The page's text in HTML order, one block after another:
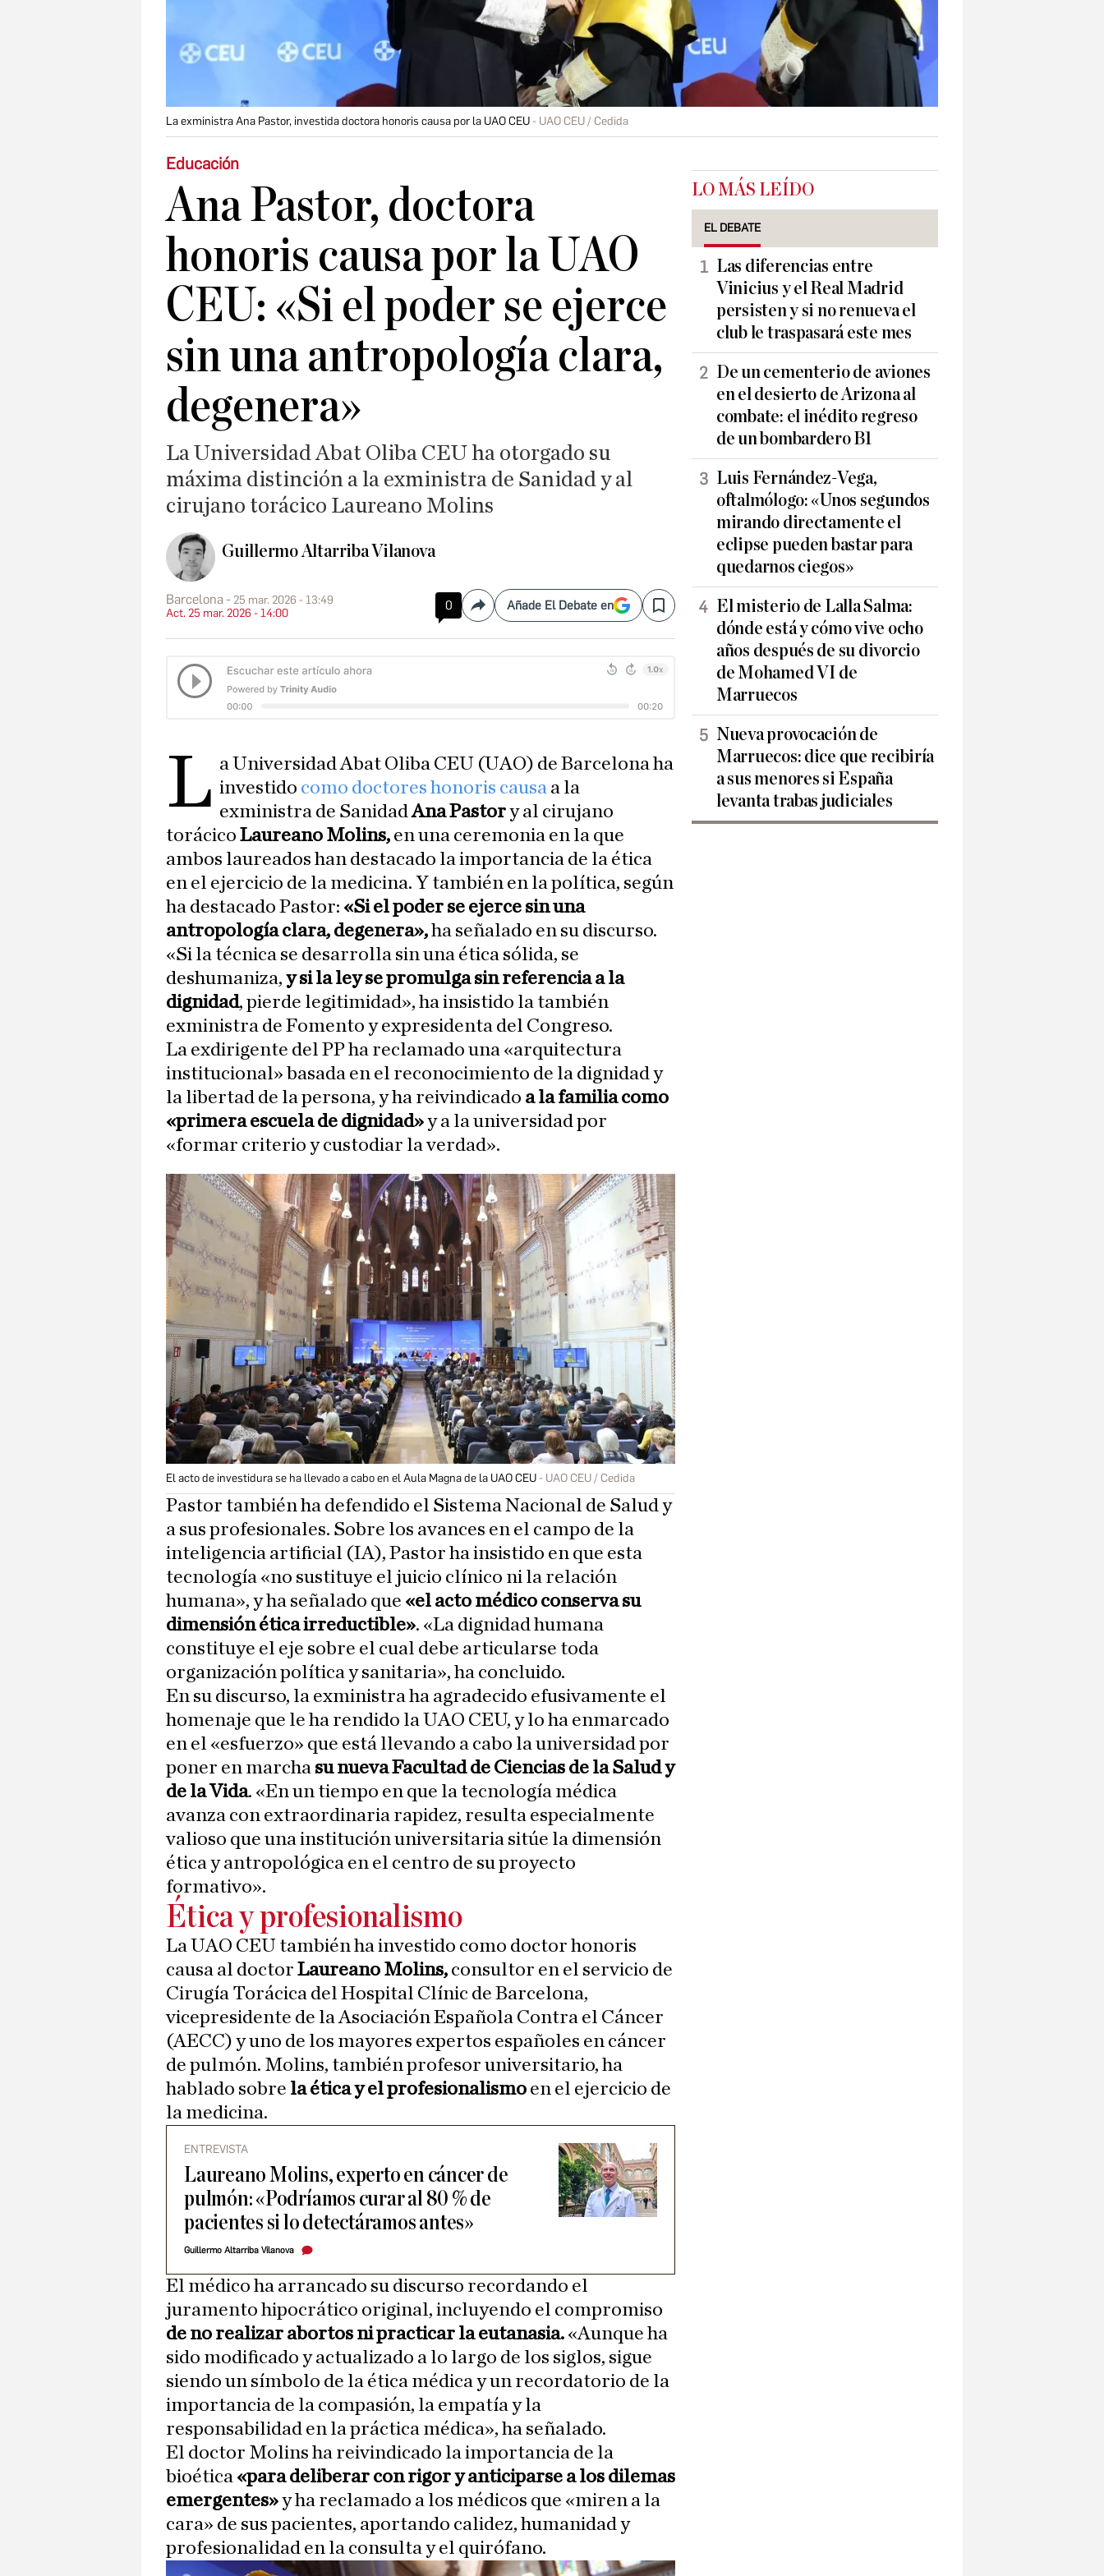
La exministra Ana Pastor, investida doctora honoris causa por la UAO CEU UAO CEU / Cedida
Educación
Ana Pastor, doctora
honoris causa por la UAO
CEU: «Si el poder se ejerce
sin una antropología clara,
degenera»
La Universidad Abat Oliba CEU ha otorgado su
máxima distinción a la exministra de Sanidad y al
cirujano torácico Laureano Molins
Guillermo Altarriba Vilanova
Barcelona
25 mar. 2026 - 13:49
Act. 25 mar. 2026 - 14:00
0 CompartirAñade El Debate en Save
L a Universidad Abat Oliba CEU (UAO) de Barcelona ha
investido como doctores honoris causa a la
exministra de SanidadAna Pastory al cirujano
torácico Laureano Molins, en una ceremonia en la que
ambos laureados han destacado la importancia de la ética
en el ejercicio de la medicina. Y también en la política, según
ha destacado Pastor: «Si el poder se ejerce sin una
antropología clara, degenera»,ha señalado en su discurso.
«Si la técnica se desarrolla sin una ética sólida, se
deshumaniza, y si la ley se promulga sin referencia a la
dignidad, pierde legitimidad», ha insistido la también
exministra de Fomento y expresidenta del Congreso.
La exdirigente del PP ha reclamado una «arquitectura
institucional» basada en el reconocimiento de la dignidad y
la libertad de la persona, y ha reivindicado a la familia como
«primera escuela de dignidad»y a la universidad por
«formar criterio y custodiar la verdad».
El acto de investidura se ha llevado a cabo en el Aula Magna de la UAO CEU UAO CEU / Cedida
Pastor también ha defendido el Sistema Nacional de Salud y
a sus profesionales. Sobre los avances en el campo de la
inteligencia artificial (IA), Pastor ha insistido en que esta
tecnología «no sustituye el juicio clínico ni la relación
humana», y ha señalado que «el acto médico conserva su
dimensión ética irreductible». «La dignidad humana
constituye el eje sobre el cual debe articularse toda
organización política y sanitaria», ha concluido.
En su discurso, la exministra ha agradecido efusivamente el
homenaje que le ha rendido la UAO CEU, y lo ha enmarcado
en el «esfuerzo» que está llevando a cabo la universidad por
poner en marcha su nueva Facultad de Ciencias de la Salud y
de la Vida. «En un tiempo en que la tecnología médica
avanza con extraordinaria rapidez, resulta especialmente
valioso que una institución universitaria sitúe la dimensión
ética y antropológica en el centro de su proyecto
formativo».
Ética y profesionalismo
La UAO CEU también ha investido como doctor honoris
causa al doctor Laureano Molins, consultor en el servicio de
Cirugía Torácica del Hospital Clínic de Barcelona,
vicepresidente de la Asociación Española Contra el Cáncer
(AECC) y uno de los mayores expertos españoles en cáncer
de pulmón. Molins, también profesor universitario, ha
hablado sobre la ética y el profesionalismo en el ejercicio de
la medicina.
ENTREVISTA
Laureano Molins, experto en cáncer de
pulmón: «Podríamos curar al 80 % de
pacientes si lo detectáramos antes»
Guillermo Altarriba Vilanova
El médico ha arrancado su discurso recordando el
juramento hipocrático original, incluyendo el compromiso
de no realizar abortos ni practicar la eutanasia. «Aunque ha
sido modificado y actualizado a lo largo de los siglos, sigue
siendo un símbolo de la ética médica y un recordatorio de la
importancia de la compasión, la empatía y la
responsabilidad en la práctica médica», ha señalado.
El doctor Molins ha reivindicado la importancia de la
bioética «para deliberar con rigor y anticiparse a los dilemas
emergentes»y ha reclamado a los médicos que «miren a la
cara» de sus pacientes, aportando calidez, humanidad y
profesionalidad en la consulta y el quirófano.
LO MÁS LEÍDO
EL DEBATE
Las diferencias entre
Vinicius y el Real Madrid
persisten y si no renueva el
club le traspasará este mes
De un cementerio de aviones
en el desierto de Arizona al
combate: el inédito regreso
de un bombardero B1
Luis Fernández-Vega,
oftalmólogo: «Unos segundos
mirando directamente el
eclipse pueden bastar para
quedarnos ciegos»
El misterio de Lalla Salma:
dónde está y cómo vive ocho
años después de su divorcio
de Mohamed VI de
Marruecos
Nueva provocación de
Marruecos: dice que recibiría
a sus menores si España
levanta trabas judiciales